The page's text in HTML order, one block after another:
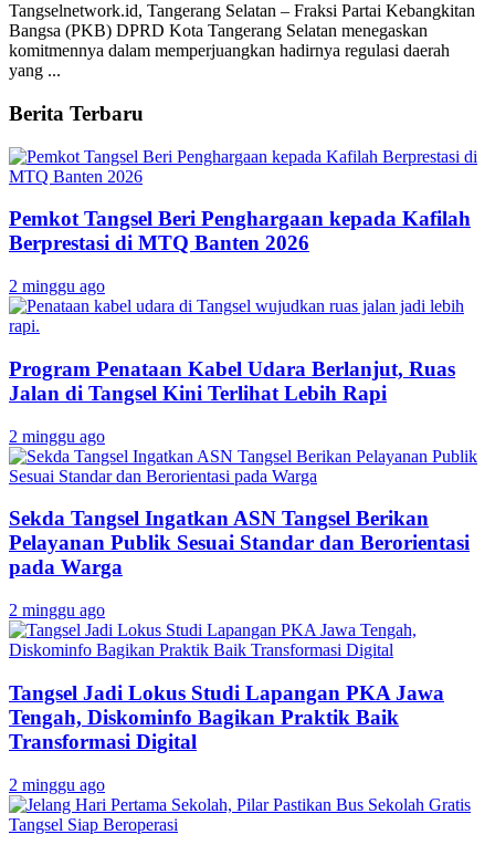
Tangselnetwork.id, Tangerang Selatan – Fraksi Partai Kebangkitan
Bangsa (PKB) DPRD Kota Tangerang Selatan menegaskan
komitmennya dalam memperjuangkan hadirnya regulasi daerah
yang ...
Berita Terbaru
Pemkot Tangsel Beri Penghargaan kepada Kafilah
Berprestasi di MTQ Banten 2026
2 minggu ago
Program Penataan Kabel Udara Berlanjut, Ruas
Jalan di Tangsel Kini Terlihat Lebih Rapi
2 minggu ago
Sekda Tangsel Ingatkan ASN Tangsel Berikan
Pelayanan Publik Sesuai Standar dan Berorientasi
pada Warga
2 minggu ago
Tangsel Jadi Lokus Studi Lapangan PKA Jawa
Tengah, Diskominfo Bagikan Praktik Baik
Transformasi Digital
2 minggu ago